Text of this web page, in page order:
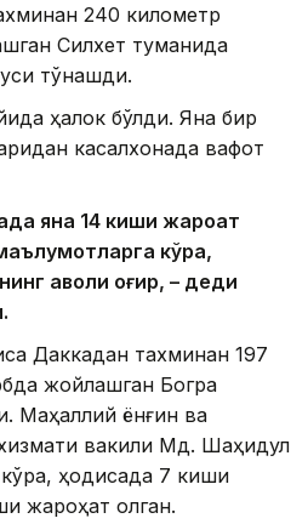
240 километр
Силхет туманида
тўқнашди.
ҳалок бўлди. Яна бир
касалхонада вафот
яна 14 киши жароҳат
кўра,
аҳволи оғир, – деди
Даккадан тахминан 197
жойлашган Богра
Маҳаллий ёнғин ва
вакили Мд. Шаҳидул
ҳодисада 7 киши
жароҳат олган.